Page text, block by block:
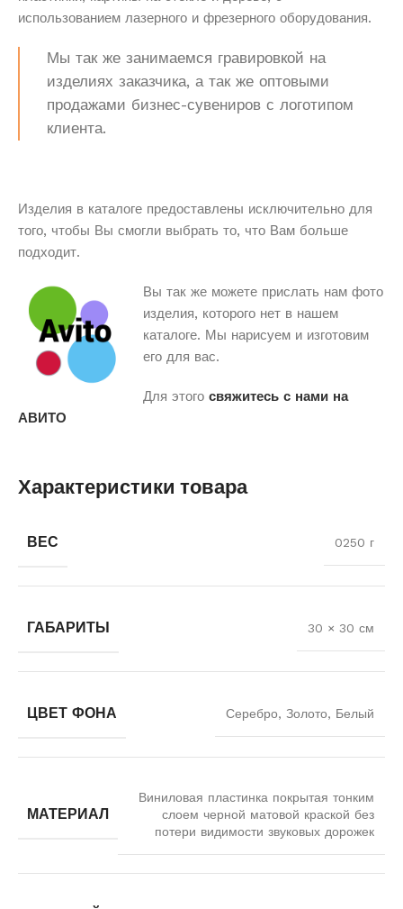
использованием лазерного и фрезерного оборудования.
Мы так же занимаемся гравировкой на
изделиях заказчика, а так же оптовыми
продажами бизнес-сувениров с логотипом
клиента.
Изделия в каталоге предоставлены исключительно для
того, чтобы Вы смогли выбрать то, что Вам больше
подходит.
Вы так же можете прислать нам фото
изделия, которого нет в нашем
каталоге. Мы нарисуем и изготовим
его для вас.
Для этого свяжитесь с нами на
АВИТО
Характеристики товара
ВЕС 0250 г
ГАБАРИТЫ 30 × 30 см
ЦВЕТ ФОНА Серебро, Золото, Белый
МАТЕРИАЛ
Виниловая пластинка покрытая тонким
слоем черной матовой краской без
потери видимости звуковых дорожек